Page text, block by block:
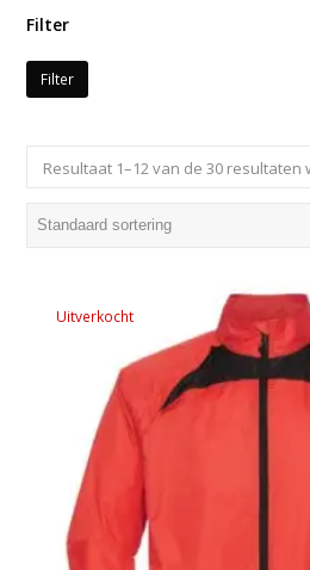
Filter
Filter
Resultaat 1–12 van de 30 resultaten
Uitverkocht